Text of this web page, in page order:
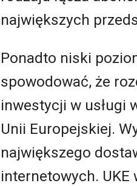
największych
Ponadto niski
spowodować, że
inwestycji w usługi
Unii Europejskiej.
największego
internetowych. UKE